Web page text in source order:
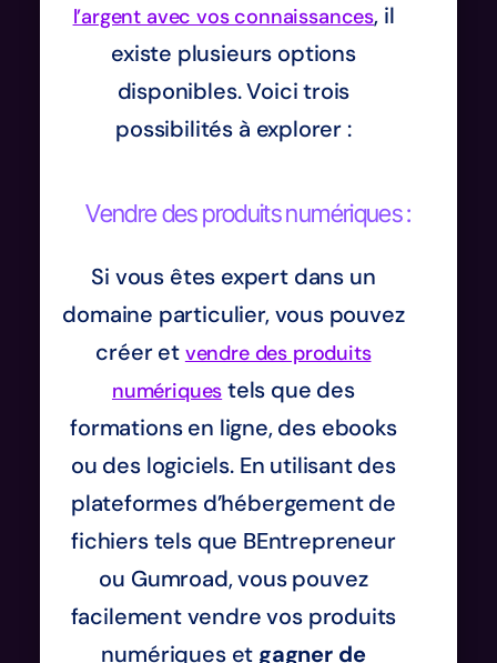
l’argent avec vos connaissances, il
existe plusieurs options
disponibles. Voici trois
possibilités à explorer :
Vendre des produits numériques :
Si vous êtes expert dans un
domaine particulier, vous pouvez
créer et vendre des produits
numériques tels que des
formations en ligne, des ebooks
ou des logiciels. En utilisant des
plateformes d’hébergement de
fichiers tels que BEntrepreneur
ou Gumroad, vous pouvez
facilement vendre vos produits
numériques et gagner de